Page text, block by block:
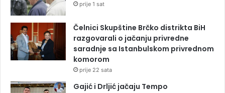
prije 1 sat
Čelnici Skupštine Brčko distrikta BiH
razgovarali o jačanju privredne
saradnje sa Istanbulskom privrednom
komorom
prije 22 sata
Gajić i Drljić jačaju Tempo